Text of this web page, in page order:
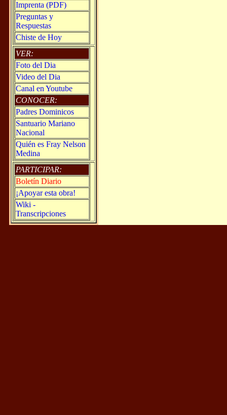
Imprenta (PDF)
Preguntas y
Respuestas
Chiste de Hoy
VER:
Foto del Dia
Video del Dia
Canal en Youtube
CONOCER:
Padres Dominicos
Santuario Mariano
Nacional
Quién es Fray Nelson
Medina
PARTICIPAR:
Boletín Diario
¡Apoyar esta obra!
Wiki -
Transcripciones